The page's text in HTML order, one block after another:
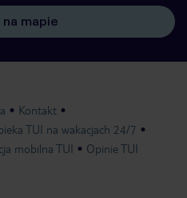
mapie
Kontakt
TUI na wakacjach 24/7
mobilna TUI Opinie TUI